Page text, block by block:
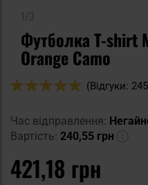
Футболка T-shirt
Orange Camo
Оцінка:
(Відгуки:
Час відправлення:
Вартість: 240,55 грн
421,18 грн